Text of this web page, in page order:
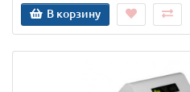
В корзину